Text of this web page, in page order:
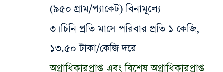
(৯৫০ গ্রাম/প্যাকেট) বিনামূল্যে
৩। চিনি প্রতি মাসে পরিবার প্রতি ১ কেজি,
১৩.৫০ টাকা/কেজি দরে
অগ্রাধিকারপ্রাপ্ত এবং বিশেষ অগ্রাধিকারপ্রাপ্ত